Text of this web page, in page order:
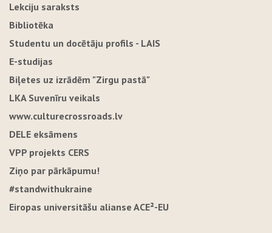
Lekciju saraksts
Bibliotēka
Studentu un docētāju profils - LAIS
E-studijas
Biļetes uz izrādēm "Zirgu pastā"
LKA Suvenīru veikals
www.culturecrossroads.lv
DELE eksāmens
VPP projekts CERS
Ziņo par pārkāpumu!
#standwithukraine
Eiropas universitāšu alianse ACE²-EU